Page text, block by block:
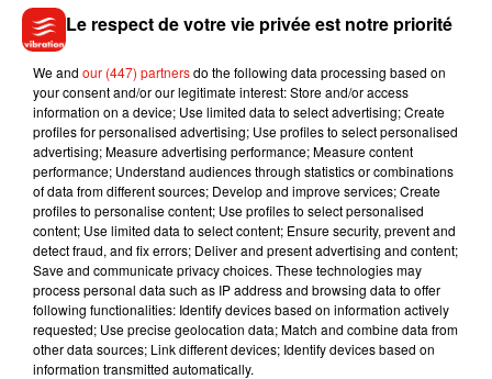
Voir cette publication sur Instagram
We finished the shooting on the ferry! Thank you to the ferry
crew members �xÈxÈxÈx�so kind ! Here with
Emmanuel Carrère our director. And here is Marianne the
character I’m playing on my next film #lequaideouistreham
Nous avons terminé le tournage sur le ferry! Merci à
l’équipage du ferry, aidante et généreuse !
Une publication partagée par Juliette Binoche(@juliettebinoche) le
Musique
Le respect de votre vie privée est notre priorité
We and our (447) partnersdo the following data processing based on
your consent and/or our legitimate interest: Store and/or access
information on a device; Use limited data to select advertising; Create
profiles for personalised advertising; Use profiles to select personalised
advertising; Measure advertising performance; Measure content
performance; Understand audiences through statistics or combinations
of data from different sources; Develop and improve services; Create
profiles to personalise content; Use profiles to select personalised
content; Use limited data to select content; Ensure security, prevent and
detect fraud, and fix errors; Deliver and present advertising and content;
Save and communicate privacy choices. These technologies may
process personal data such as IP address and browsing data to offer
following functionalities: Identify devices based on information actively
requested; Use precise geolocation data; Match and combine data from
other data sources; Link different devices; Identify devices based on
information transmitted automatically.